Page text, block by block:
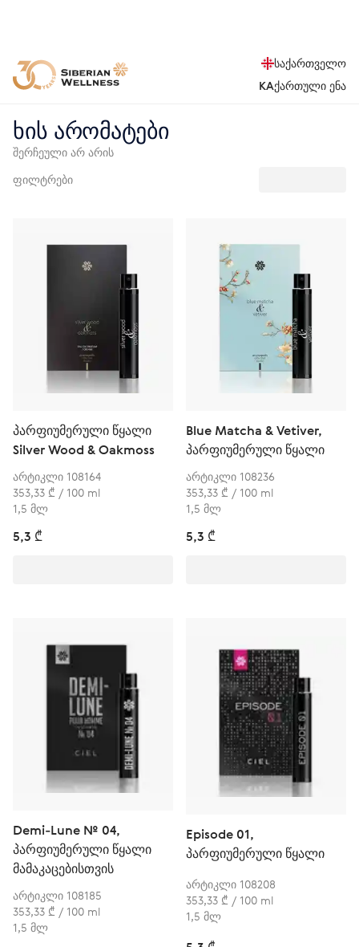
საქართველო
KAქართული ენა
ხის არომატები
შერჩეული არ არის
ფილტრები
პარფიუმერული წყალი
Silver Wood & Oakmoss
არტიკლი 108164
353,33 ₾ / 100 ml
1,5 მლ
5,3 ₾
Blue Matcha & Vetiver,
პარფიუმერული წყალი
არტიკლი 108236
353,33 ₾ / 100 ml
1,5 მლ
5,3 ₾
Demi-Lune № 04,
პარფიუმერული წყალი
მამაკაცებისთვის
არტიკლი 108185
353,33 ₾ / 100 ml
1,5 მლ
Episode 01,
პარფიუმერული წყალი
არტიკლი 108208
353,33 ₾ / 100 ml
1,5 მლ